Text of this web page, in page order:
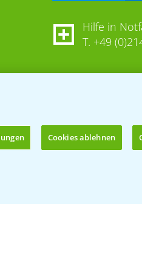
Hilfe in
T. +49
Cookies ablehnen